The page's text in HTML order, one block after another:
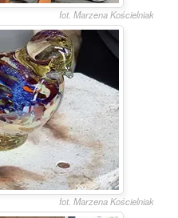
fot. Marzena Kościelniak
fot. Marzena Kościelniak